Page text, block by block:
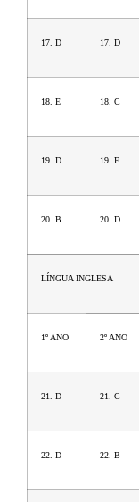
17. D 17. D
18. E 18. C
19. D 19. E
20. B 20. D
LÍNGUA INGLESA
1º ANO 2º ANO
21. D 21. C
22. D 22. B